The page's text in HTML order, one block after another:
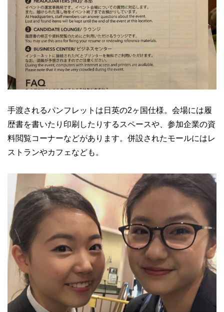
手渡されるパンフレットは日英の2ヶ国仕様。会場には履
歴書を書いたり印刷したりするスペースや、参加企業の資
料閲覧コーナーなどがあります。併設されたモールにはレ
ストランやカフェなども。